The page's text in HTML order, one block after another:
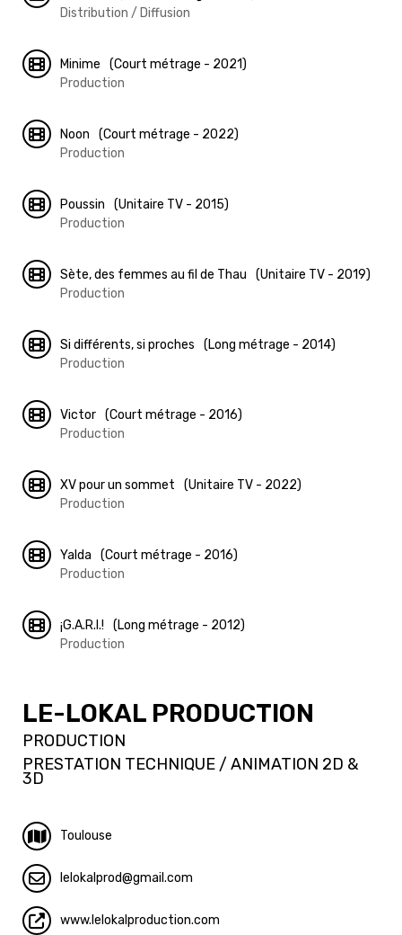
Distribution / Diffusion
Minime
(Court métrage - 2021)
Production
Noon
(Court métrage - 2022)
Production
Poussin
(Unitaire TV - 2015)
Production
Sète, des femmes au fil de Thau
(Unitaire TV - 2019)
Production
Si différents, si proches
(Long métrage - 2014)
Production
Victor (Court métrage - 2016)
Production
XV pour un sommet
(Unitaire TV - 2022)
Production
Yalda
(Court métrage - 2016)
Production
¡G.A.R.I.!
(Long métrage - 2012)
Production
LE-LOKAL PRODUCTION
PRODUCTION
PRESTATION TECHNIQUE / ANIMATION 2D &
3D
Toulouse
lelokalprod gmail.com
www.lelokalproduction.com